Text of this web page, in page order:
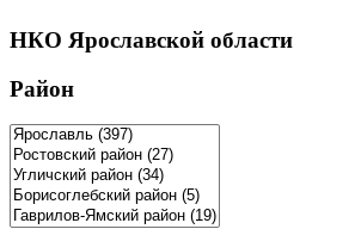
НКО Ярославской области
Район